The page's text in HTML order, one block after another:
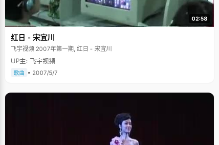
02:58
红日 - 宋宜川
飞宇视频 2007年第一期, 红日 - 宋宜川
UP主: 飞宇视频
歌曲 • 2007/5/7